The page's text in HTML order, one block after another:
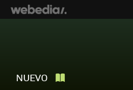
NUEVO